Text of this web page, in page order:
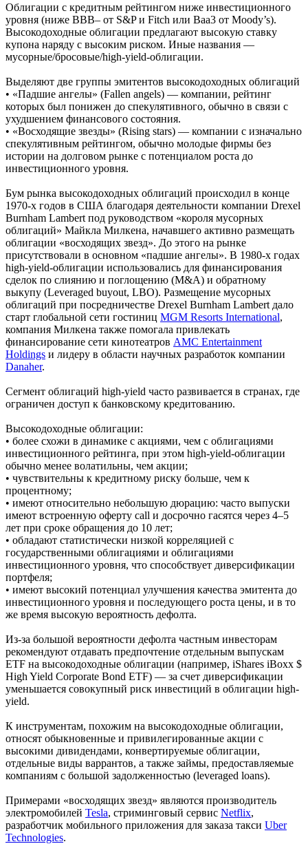
Облигации с кредитным рейтингом ниже инвестиционного
уровня (ниже BBB– от S&P и Fitch или Baa3 от Moody’s).
Высокодоходные облигации предлагают высокую ставку
купона наряду с высоким риском. Иные названия —
мусорные/бросовые/high-yield-облигации.
Выделяют две группы эмитентов высокодоходных облигаций
• «Падшие ангелы» (Fallen angels) — компании, рейтинг
которых был понижен до спекулятивного, обычно в связи с
ухудшением финансового состояния.
• «Восходящие звезды» (Rising stars) — компании с изначально
спекулятивным рейтингом, обычно молодые фирмы без
истории на долговом рынке с потенциалом роста до
инвестиционного уровня.
Бум рынка высокодоходных облигаций происходил в конце
1970-х годов в США благодаря деятельности компании Drexel
Burnham Lambert под руководством «короля мусорных
облигаций» Майкла Милкена, начавшего активно размещать
облигации «восходящих звезд». До этого на рынке
присутствовали в основном «падшие ангелы». В 1980-x годах
high-yield-облигации использовались для финансирования
сделок по слиянию и поглощению (M&A) и обратному
выкупу (Leveraged buyout, LBO). Размещение мусорных
облигаций при посредничестве Drexel Burnham Lambert дало
старт глобальной сети гостиниц MGM Resorts International,
компания Милкена также помогала привлекать
финансирование сети кинотеатров AMC Entertainment
Holdings и лидеру в области научных разработок компании
Danaher.
Сегмент облигаций high-yield часто развивается в странах, где
ограничен доступ к банковскому кредитованию.
Высокодоходные облигации:
• более схожи в динамике с акциями, чем с облигациями
инвестиционного рейтинга, при этом high-yield-облигации
обычно менее волатильны, чем акции;
• чувствительны к кредитному риску больше, чем к
процентному;
• имеют относительно небольшую дюрацию: часто выпуски
имеют встроенную оферту call и досрочно гасятся через 4–5
лет при сроке обращения до 10 лет;
• обладают статистически низкой корреляцией с
государственными облигациями и облигациями
инвестиционного уровня, что способствует диверсификации
портфеля;
• имеют высокий потенциал улучшения качества эмитента до
инвестиционного уровня и последующего роста цены, и в то
же время высокую вероятность дефолта.
Из-за большой вероятности дефолта частным инвесторам
рекомендуют отдавать предпочтение отдельным выпускам
ETF на высокодоходные облигации (например, iShares iBoxx $
High Yield Corporate Bond ETF) — за счет диверсификации
уменьшается совокупный риск инвестиций в облигации high-
yield.
К инструментам, похожим на высокодоходные облигации,
относят обыкновенные и привилегированные акции с
высокими дивидендами, конвертируемые облигации,
отдельные виды варрантов, а также займы, предоставляемые
компаниям с большой задолженностью (leveraged loans).
Примерами «восходящих звезд» являются производитель
электромобилей Tesla, стриминговый сервис Netflix,
разработчик мобильного приложения для заказа такси Uber
Technologies.